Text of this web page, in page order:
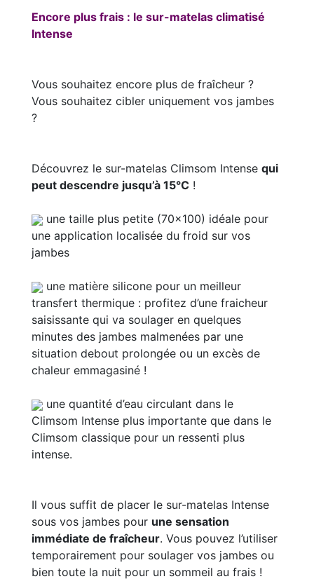
Encore plus frais : le sur-matelas climatisé
Intense
Vous souhaitez encore plus de fraîcheur ?
Vous souhaitez cibler uniquement vos jambes
?
Découvrez le sur-matelas Climsom Intense qui
peut descendre jusqu’à 15°C !
une taille plus petite (70x100) idéale pour
une application localisée du froid sur vos
jambes
une matière silicone pour un meilleur
transfert thermique : profitez d’une fraicheur
saisissante qui va soulager en quelques
minutes des jambes malmenées par une
situation debout prolongée ou un excès de
chaleur emmagasiné !
une quantité d’eau circulant dans le
Climsom Intense plus importante que dans le
Climsom classique pour un ressenti plus
intense.
Il vous suffit de placer le sur-matelas Intense
sous vos jambes pour une sensation
immédiate de fraîcheur. Vous pouvez l’utiliser
temporairement pour soulager vos jambes ou
bien toute la nuit pour un sommeil au frais !